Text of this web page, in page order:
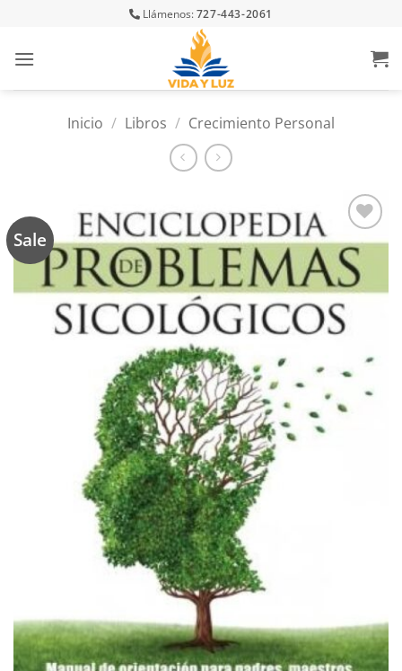
content
Llámenos:727-443-2061
Inicio / Libros / Crecimiento Personal
Sale
Añadir
a la
lista
de
deseos